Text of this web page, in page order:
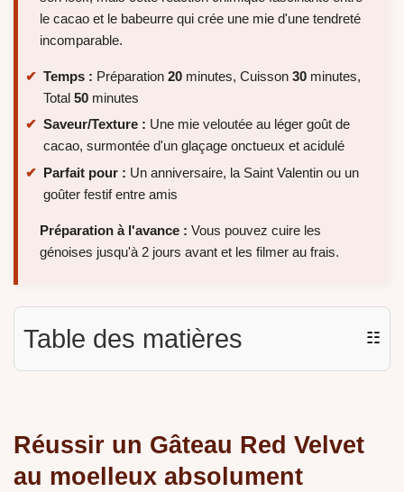
le cacao et le babeurre qui crée une mie d'une tendreté
incomparable.
Temps : Préparation 20 minutes, Cuisson 30 minutes,
Total 50 minutes
Saveur/Texture : Une mie veloutée au léger goût de
cacao, surmontée d'un glaçage onctueux et acidulé
Parfait pour : Un anniversaire, la Saint Valentin ou un
goûter festif entre amis
Préparation à l'avance : Vous pouvez cuire les
génoises jusqu'à 2 jours avant et les filmer au frais.
Table des matières ☷
Réussir un Gâteau Red Velvet
au moelleux absolument